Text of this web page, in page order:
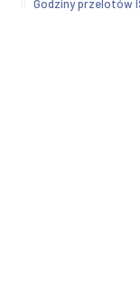
Godziny przelotów